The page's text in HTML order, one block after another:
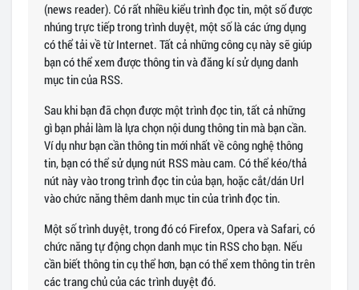
(news reader). Có rất nhiều kiểu trình đọc tin, một số được
nhúng trực tiếp trong trình duyệt, một số là các ứng dụng
có thể tải về từ Internet. Tất cả những công cụ này sẽ giúp
bạn có thể xem được thông tin và đăng kí sử dụng danh
mục tin của RSS.
Sau khi bạn đã chọn được một trình đọc tin, tất cả những
gì bạn phải làm là lựa chọn nội dung thông tin mà bạn cần.
Ví dụ như bạn cần thông tin mới nhất về công nghệ thông
tin, bạn có thể sử dụng nút RSS màu cam. Có thể kéo/thả
nút này vào trong trình đọc tin của bạn, hoặc cắt/dán Url
vào chức năng thêm danh mục tin của trình đọc tin.
Một số trình duyệt, trong đó có Firefox, Opera và Safari, có
chức năng tự động chọn danh mục tin RSS cho bạn. Nếu
cần biết thông tin cụ thể hơn, bạn có thể xem thông tin trên
các trang chủ của các trình duyệt đó.